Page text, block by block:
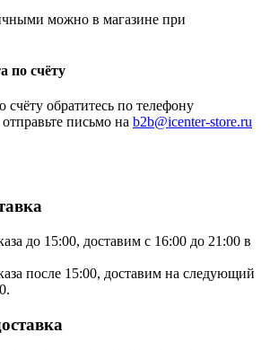
можно в магазине при
по счёту
счёту обратитесь по телефону
письмо на b2b@icenter-store.ru
до 15:00, доставим с 16:00 до 21:00 в
после 15:00, доставим на следующий